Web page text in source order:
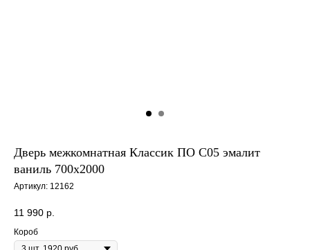
Дверь межкомнатная Классик ПО С05 эмалит
ваниль 700х2000
Артикул: 12162
11 990 р.
Короб